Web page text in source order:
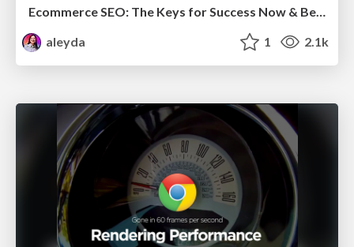
Ecommerce SEO: The Keys for Success Now & Beyond - #SERPConf2024
aleyda
1 2.1k